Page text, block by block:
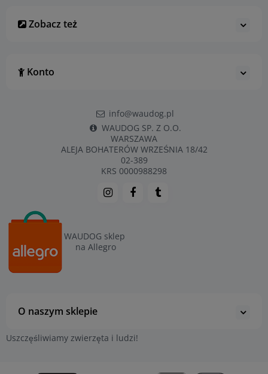
Zobacz też
Konto
info@waudog.pl
WAUDOG SP. Z O.O.
WARSZAWA
ALEJA BOHATERÓW WRZEŚNIA 18/42
02-389
KRS 0000988298
WAUDOG sklep
na Allegro
O naszym sklepie
Uszczęśliwiamy zwierzęta i ludzi!